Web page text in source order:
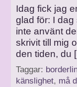
Idag fick jag
glad för: I
inte använt
skrivit till mig
den tiden, du
Taggar:
känslighet, må